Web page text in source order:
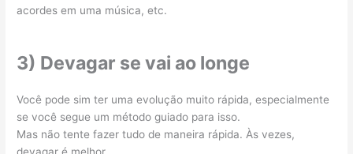
acordes em uma música, etc.
3) Devagar se vai ao longe
Você pode sim ter uma evolução muito rápida, especialmente
se você segue um método guiado para isso.
Mas não tente fazer tudo de maneira rápida. Às vezes,